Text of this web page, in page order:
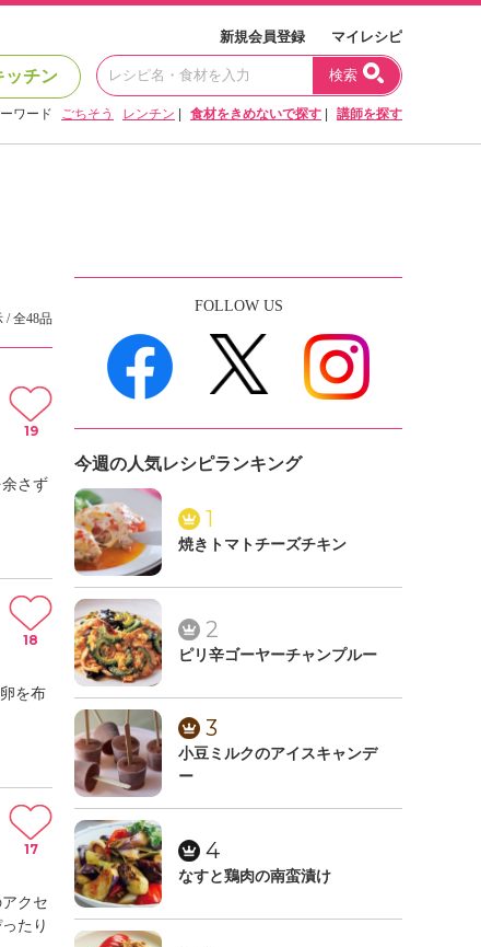
新規会員登録 マイレシピ
ッチン 検索
ワード ごちそう レンチン 食材をきめないで探す 講師を探す
/ 全48品
さず
19
を布
18
クセ
たり
17
FOLLOW US
今週の人気レシピランキング
1
焼きトマトチーズチキン
2
ピリ辛ゴーヤーチャンプルー
3
小豆ミルクのアイスキャンデ
ー
4
なすと鶏肉の南蛮漬け